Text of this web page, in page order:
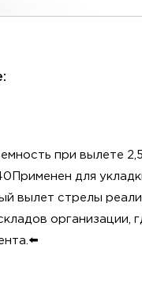
при вылете
для
вылет стрелы
организации,
основана в 1993